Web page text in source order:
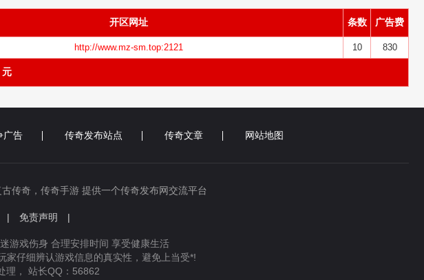
开区网址 条数 广告费
http://www.mz-sm.top:2121 10 830
元
广告 传奇发布站点 传奇文章 网站地图
传奇，传奇手游 提供一个传奇发布网交流平台
| 免责声明 |
游戏伤身 合理安排时间 享受健康生活
家仔细辨认游戏信息的真实性，避免上当受*!
理， 站长QQ：56862